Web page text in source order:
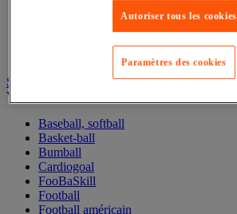
Sports collectifs
Voir toute la catégorie
Baseball, softball
Basket-ball
Bumball
Cardiogoal
FooBaSkill
Football
Football américain
Autoriser tous les cookies
Paramètres des cookies